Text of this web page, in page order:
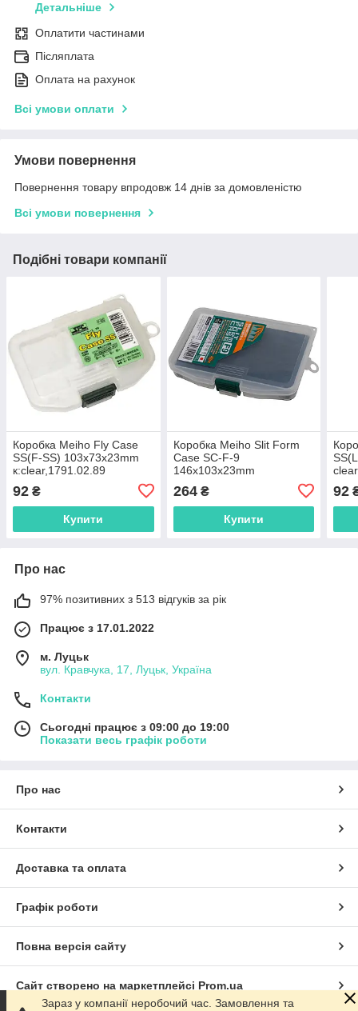
Детальніше
Оплатити частинами
Післяплата
Оплата на рахунок
Всі умови оплати
Умови повернення
Повернення товару впродовж 14 днів за домовленістю
Всі умови повернення
Подібні товари компанії
Коробка Meiho Fly Case
SS(F-SS) 103х73х23mm
к:clear,1791.02.89
92 ₴
Купити
Коробка Meiho Slit Form
Case SC-F-9
146x103x23mm
264₴
Купити
92
Про нас
97% позитивних з 513 відгуків за рік
Працює з 17.01.2022
м. Луцьк
вул. Кравчука, 17, Луцьк, Україна
Контакти
Сьогодні працює з 09:00 до 19:00
Показати весь графік роботи
Про нас
Контакти
Доставка та оплата
Графік роботи
Повна версія сайту
Сайт створено на маркетплейсі Prom.ua
Зараз у компанії неробочий час. Замовлення та